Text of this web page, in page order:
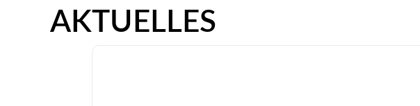
AKTUELLES